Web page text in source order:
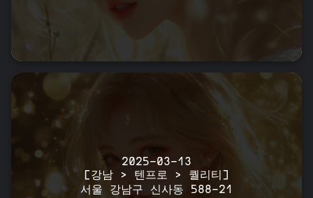
2025-03-13
[강남 > 텐프로 > 퀄리티]
서울 강남구 신사동 588-21